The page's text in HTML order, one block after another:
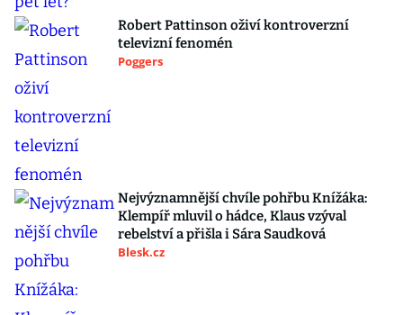
Robert Pattinson oživí kontroverzní
televizní fenomén
Poggers
Nejvýznamnější chvíle pohřbu Knížáka:
Klempíř mluvil o hádce, Klaus vzýval
rebelství a přišla i Sára Saudková
Blesk.cz